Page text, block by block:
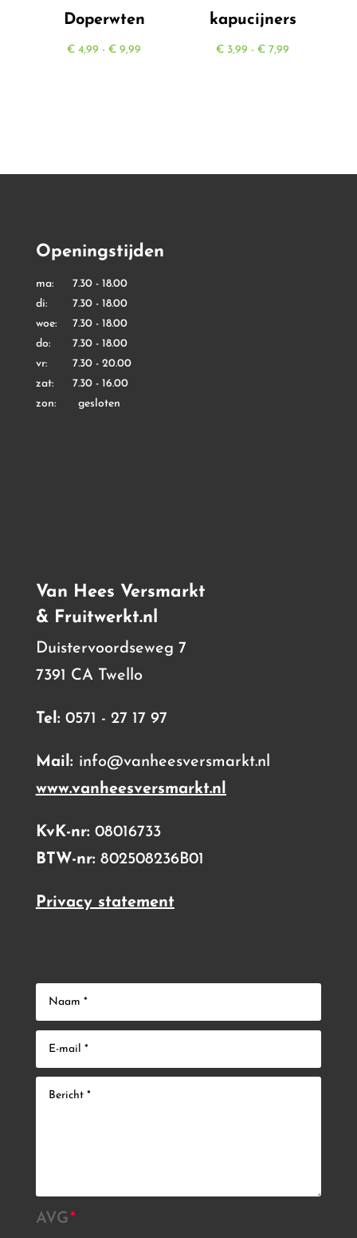
Doperwten
€ 4,99 - € 9,99
kapucijners
€ 3,99 - € 7,99
Openingstijden
ma: 7.30 - 18.00
di: 7.30 - 18.00
woe: 7.30 - 18.00
do: 7.30 - 18.00
vr: 7.30 - 20.00
zat: 7.30 - 16.00
zon: gesloten
Van Hees Versmarkt
& Fruitwerkt.nl
Duistervoordseweg 7
7391 CA Twello
Tel: 0571 - 27 17 97
Mail: info@vanheesversmarkt.nl
www.vanheesversmarkt.nl
KvK-nr: 08016733
BTW-nr: 802508236B01
Privacy statement
AVG